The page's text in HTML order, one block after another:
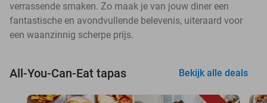
verrassende smaken. Zo maak je van jouw diner een
fantastische en avondvullende belevenis, uiteraard voor
een waanzinnig scherpe prijs.
All-You-Can-Eat tapas Bekijk alle deals